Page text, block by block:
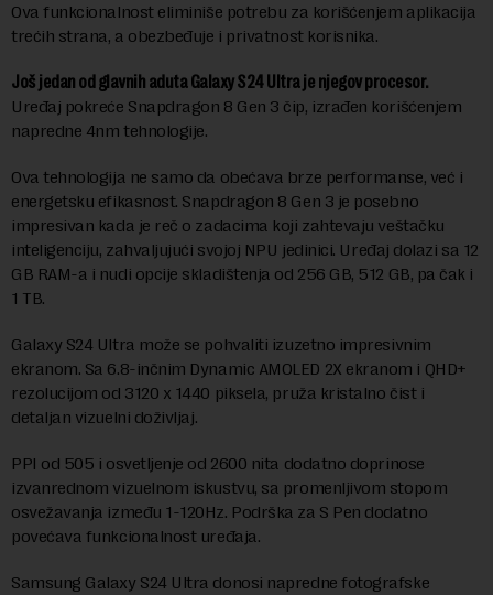
Ova funkcionalnost eliminiše potrebu za korišćenjem aplikacija
trećih strana, a obezbeđuje i privatnost korisnika.
Još jedan od glavnih aduta Galaxy S24 Ultra je njegov procesor.
Uređaj pokreće Snapdragon 8 Gen 3 čip, izrađen korišćenjem
napredne 4nm tehnologije.
Ova tehnologija ne samo da obećava brze performanse, već i
energetsku efikasnost. Snapdragon 8 Gen 3 je posebno
impresivan kada je reč o zadacima koji zahtevaju veštačku
inteligenciju, zahvaljujući svojoj NPU jedinici. Uređaj dolazi sa 12
GB RAM-a i nudi opcije skladištenja od 256 GB, 512 GB, pa čak i
1 TB.
Galaxy S24 Ultra može se pohvaliti izuzetno impresivnim
ekranom. Sa 6.8-inčnim Dynamic AMOLED 2X ekranom i QHD+
rezolucijom od 3120 x 1440 piksela, pruža kristalno čist i
detaljan vizuelni doživljaj.
PPI od 505 i osvetljenje od 2600 nita dodatno doprinose
izvanrednom vizuelnom iskustvu, sa promenljivom stopom
osvežavanja između 1-120Hz. Podrška za S Pen dodatno
povećava funkcionalnost uređaja.
Samsung Galaxy S24 Ultra donosi napredne fotografske